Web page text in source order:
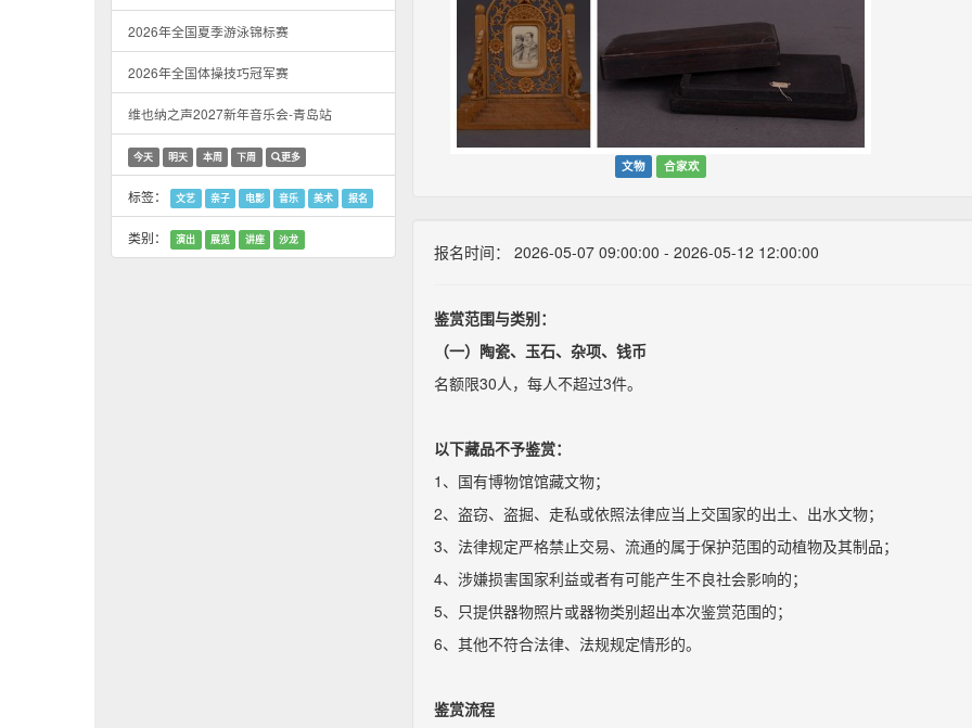
2026年全国夏季游泳锦标赛
2026年全国体操技巧冠军赛
维也纳之声2027新年音乐会-青岛站
今天 明天 本周 下周 更多
标签： 文艺 亲子 电影 音乐 美术 报名
类别： 演出 展览 讲座 沙龙
文物 合家欢
报名时间： 2026-05-07 09:00:00 - 2026-05-12 12:00:00
鉴赏范围与类别：
（一）陶瓷、玉石、杂项、钱币
名额限30人，每人不超过3件。
以下藏品不予鉴赏：
1、国有博物馆馆藏文物；
2、盗窃、盗掘、走私或依照法律应当上交国家的出土、出水文物；
3、法律规定严格禁止交易、流通的属于保护范围的动植物及其制品；
4、涉嫌损害国家利益或者有可能产生不良社会影响的；
5、只提供器物照片或器物类别超出本次鉴赏范围的；
6、其他不符合法律、法规规定情形的。
鉴赏流程